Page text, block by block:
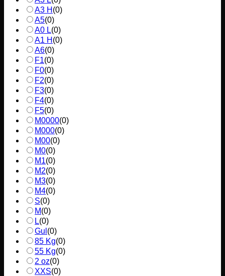
A3 H (0)
A5(0)
A0 L(0)
A1 H (0)
A6(0)
F1(0)
F0(0)
F2(0)
F3(0)
F4(0)
F5(0)
M0000(0)
M000(0)
M00(0)
M0(0)
M1(0)
M2(0)
M3(0)
M4(0)
S(0)
M(0)
L(0)
Gul (0)
85 Kg(0)
55 Kg(0)
2 oz(0)
XXS(0)